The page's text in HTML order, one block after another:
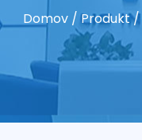
Domov/Produkt/